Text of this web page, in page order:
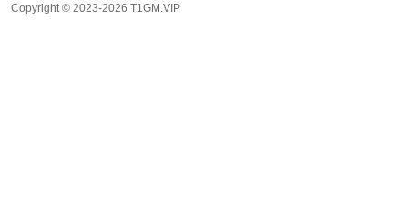
Copyright © 2023-2026 T1GM.VIP